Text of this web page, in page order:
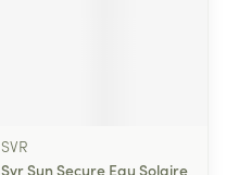
SVR
Svr Sun Secure Eau Solaire